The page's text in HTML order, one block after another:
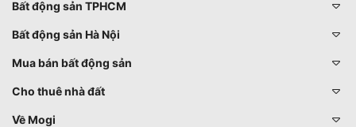
Bất động sản TPHCM
Bất động sản Hà Nội
Mua bán bất động sản
Cho thuê nhà đất
Về Mogi